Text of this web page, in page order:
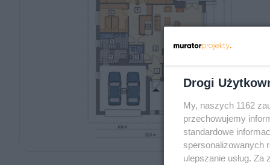
Drogi
My, naszych 1162
przechowujemy
standardowe
spersonalizowanych
ulepszanie usług.